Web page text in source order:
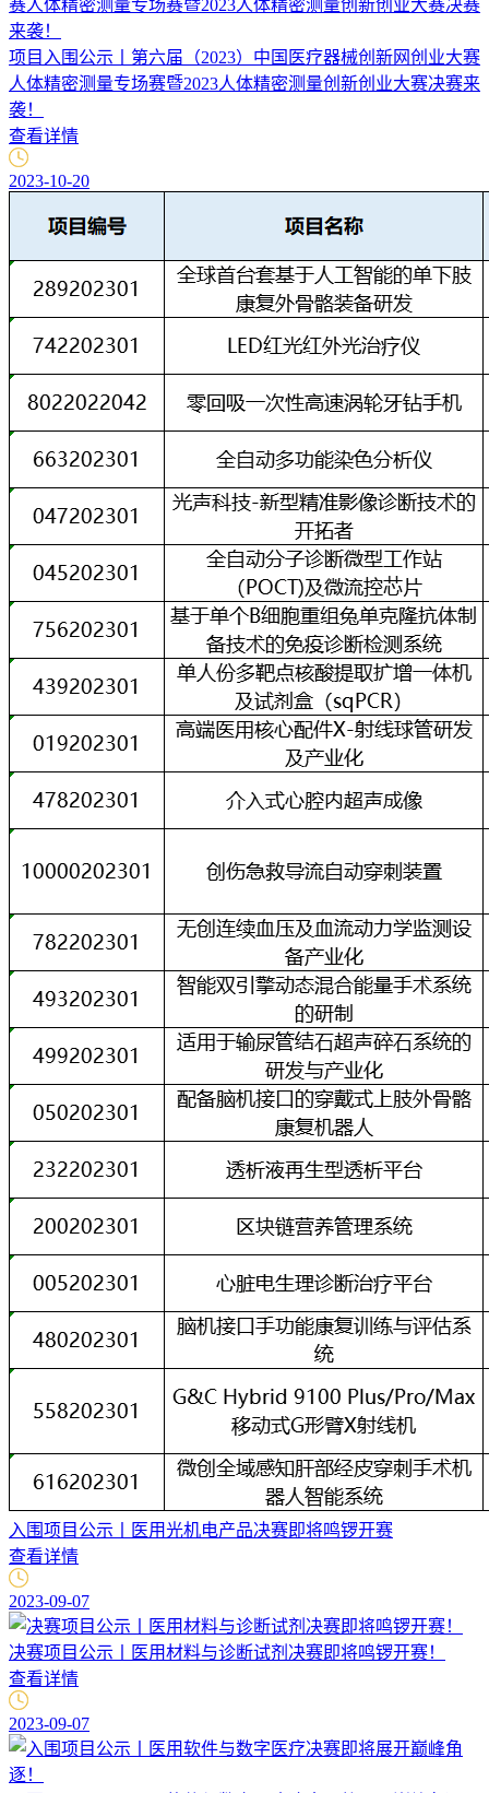
项目入围公示丨第六届（2023）中国医疗器械创新网创业大赛
人体精密测量专场赛暨2023人体精密测量创新创业大赛决赛来
袭！
查看详情
2023-10-20
入围项目公示丨医用光机电产品决赛即将鸣锣开赛
查看详情
2023-09-07
决赛项目公示丨医用材料与诊断试剂决赛即将鸣锣开赛！
查看详情
2023-09-07